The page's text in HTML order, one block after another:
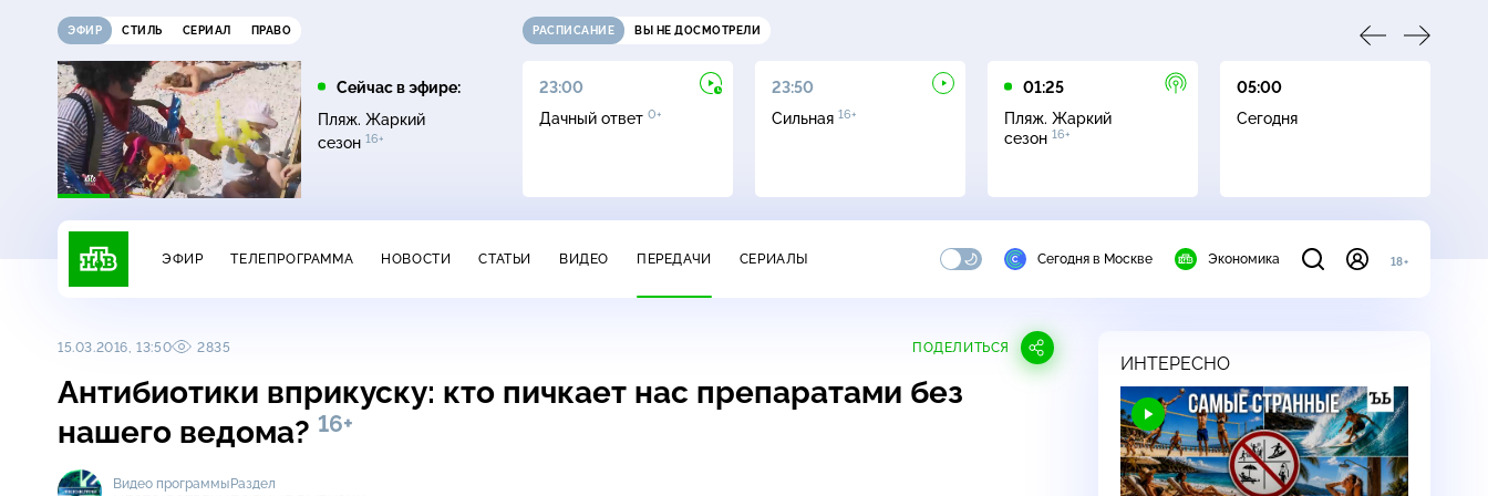
ЭФИР СТИЛЬ СЕРИАЛ ПРАВО
Сейчас в эфире:
Пляж. Жаркий
сезон 16+
РАСПИСАНИЕ ВЫ НЕ ДОСМОТРЕЛИ
16:00
Сегодня
17:00
Невский. Чужой среди
чужих 16+
23:00
Дачный ответ 0+
23:50
Сильная 16+
01:25
Пляж. Жаркий
сезон 16+
05:00
Сегодня
ЭФИР ТЕЛЕПРОГРАММА НОВОСТИ СТАТЬИ ВИДЕО ПЕРЕДАЧИ СЕРИАЛЫ Сегодня в Москве Экономика 18+
15.03.2016, 13:50 2835 ПОДЕЛИТЬСЯ
Антибиотики вприкуску: кто пичкает нас препаратами без
нашего ведома? 16+
Видео программыРаздел
ИНТЕРЕСНО